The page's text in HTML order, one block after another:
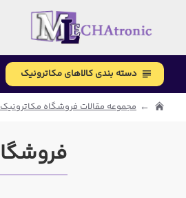
دسته بندی کالاهای مکاترونیک
مجموعه مقالات فروشگاه مکاترونیک